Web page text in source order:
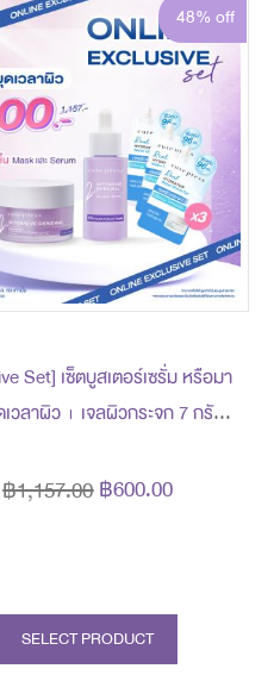
48% off
Set] เซ็ตบูสเตอร์เซรั่ม หรือมา
วลาผิว + เจลผิวกระจก 7 กรัม
บาท฿600.00
฿1,157.00
SELECT PRODUCT